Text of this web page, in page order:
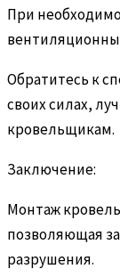
При
Обратитесь к
своих силах,
кровельщикам.
Заключение:
Монтаж
позволяющая
разрушения.